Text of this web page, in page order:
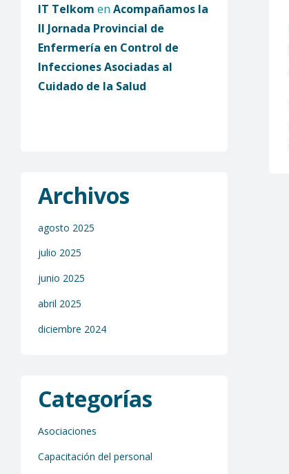
IT Telkom en Acompañamos la
II Jornada Provincial de
Enfermería en Control de
Infecciones Asociadas al
Cuidado de la Salud
Archivos
agosto 2025
julio 2025
junio 2025
abril 2025
diciembre 2024
Categorías
Asociaciones
Capacitación del personal